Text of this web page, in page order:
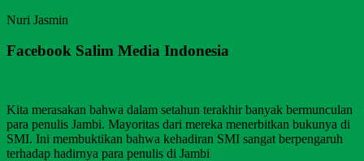
Nuri Jasmin
Facebook Salim Media Indonesia
Kita merasakan bahwa dalam setahun terakhir banyak bermunculan
para penulis Jambi. Mayoritas dari mereka menerbitkan bukunya di
SMI. Ini membuktikan bahwa kehadiran SMI sangat berpengaruh
terhadap hadirnya para penulis di Jambi